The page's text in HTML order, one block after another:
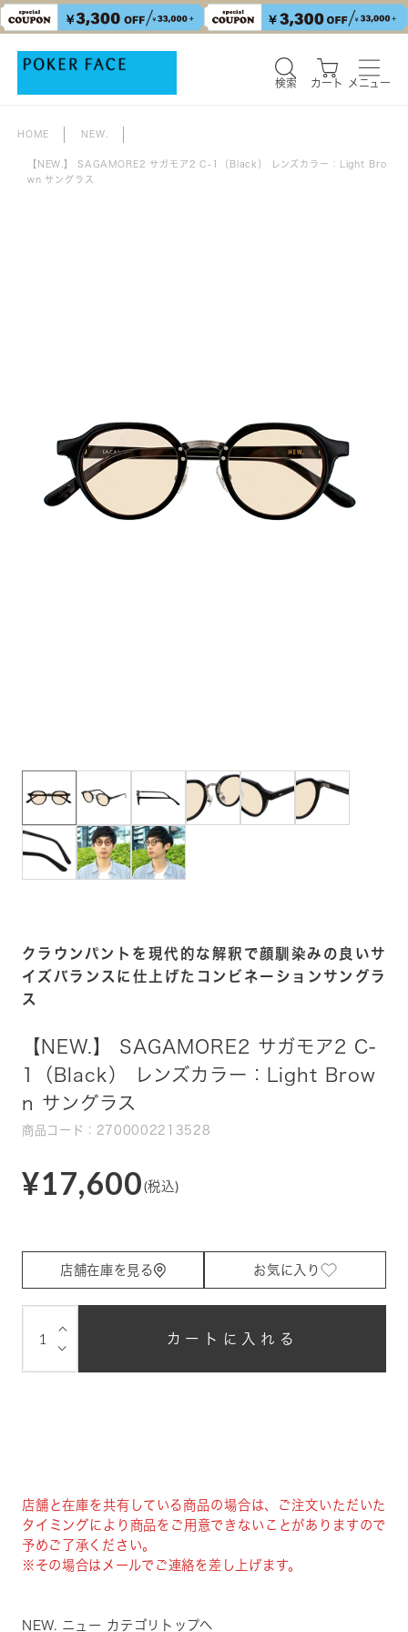
検索 カート メニュー
HOME NEW.
【NEW.】 SAGAMORE2 サガモア2 C-1（Black） レンズカラー：Light Bro
wn サングラス
クラウンパントを現代的な解釈で顔馴染みの良いサ
イズバランスに仕上げたコンビネーションサングラ
ス
【NEW.】 SAGAMORE2 サガモア2 C-
1（Black） レンズカラー：Light Brow
n サングラス
商品コード：2700002213528
¥17,600 (税込)
店舗在庫を見る お気に入り
⌵
⌵ カートに入れる
店舗と在庫を共有している商品の場合は、ご注文いただいた
タイミングにより商品をご用意できないことがありますので
予めご了承ください。
※その場合はメールでご連絡を差し上げます。
NEW. ニュー カテゴリトップへ